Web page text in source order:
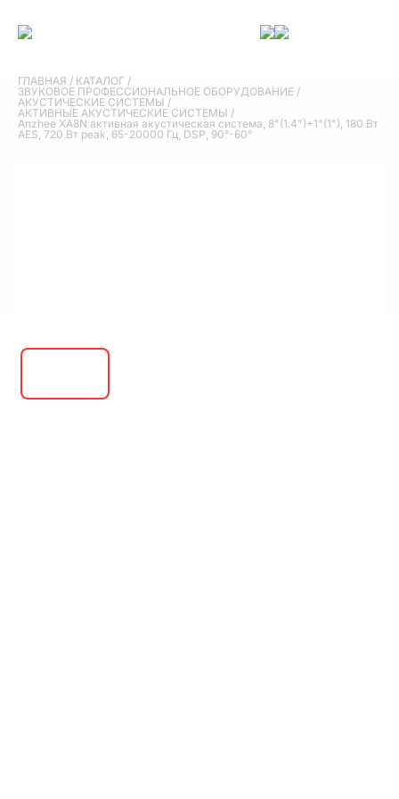
ГЛАВНАЯ / КАТАЛОГ /
ЗВУКОВОЕ ПРОФЕССИОНАЛЬНОЕ ОБОРУДОВАНИЕ /
АКУСТИЧЕСКИЕ СИСТЕМЫ /
АКТИВНЫЕ АКУСТИЧЕСКИЕ СИСТЕМЫ /
Anzhee XA8N активная акустическая система, 8"(1.4")+1"(1"), 180 Вт
AES, 720 Вт peak, 65-20000 Гц, DSP, 90°-60°